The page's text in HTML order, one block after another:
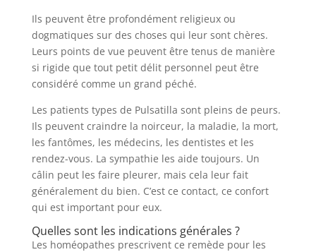
Ils peuvent être profondément religieux ou
dogmatiques sur des choses qui leur sont chères.
Leurs points de vue peuvent être tenus de manière
si rigide que tout petit délit personnel peut être
considéré comme un grand péché.
Les patients types de Pulsatilla sont pleins de peurs.
Ils peuvent craindre la noirceur, la maladie, la mort,
les fantômes, les médecins, les dentistes et les
rendez-vous. La sympathie les aide toujours. Un
câlin peut les faire pleurer, mais cela leur fait
généralement du bien. C’est ce contact, ce confort
qui est important pour eux.
Quelles sont les indications générales ?
Les homéopathes prescrivent ce remède pour les